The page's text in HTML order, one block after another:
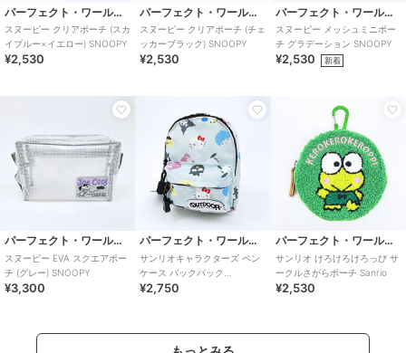
パーフェクト・ワールド・トーキョー
スヌーピー クリアポーチ (スカ
イブルー×イエロー) SNOOPY
¥2,530
パーフェクト・ワールド・トーキョー
スヌーピー クリアポーチ (チェ
ッカーブラック) SNOOPY
¥2,530
パーフェクト・ワールド・トーキョー
スヌーピー メッシュミニポー
チ グラデーション SNOOPY
¥2,530 新着
パーフェクト・ワールド・トーキョー
スヌーピー EVA スクエアポー
チ (グレー) SNOOPY
¥3,300
パーフェクト・ワールド・トーキョー
サンリオキャラクターズ ペン
ケース バックパック
OUTDOOR PRODUCTS ポーチ
¥2,750
パーフェクト・ワールド・トーキョー
サンリオ けろけろけろっぴ サ
ークルさがらポーチ Sanrio
¥2,530